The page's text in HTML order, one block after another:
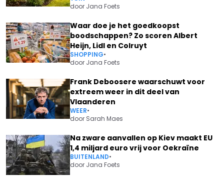
door Jana Foets
Waar doe je het goedkoopst
boodschappen? Zo scoren Albert
Heijn, Lidl en Colruyt
SHOPPING•
door Jana Foets
Frank Deboosere waarschuwt voor
extreem weer in dit deel van
Vlaanderen
WEER•
door Sarah Maes
Na zware aanvallen op Kiev maakt EU
1,4 miljard euro vrij voor Oekraïne
BUITENLAND•
door Jana Foets